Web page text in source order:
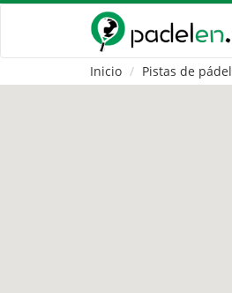
Inicio Pistas de pádel